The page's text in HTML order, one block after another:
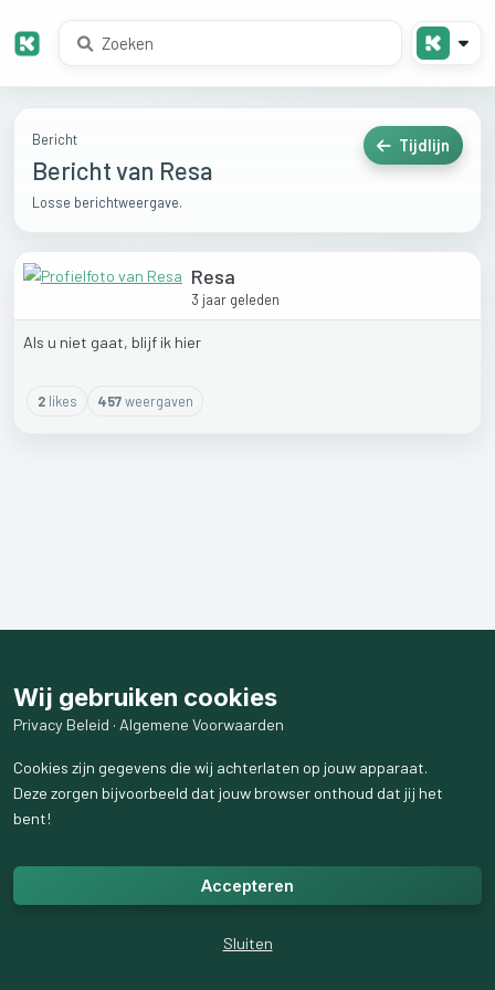
Bericht
Bericht van Resa
Losse berichtweergave.
Tijdlijn
Resa
3 jaar geleden
Als u niet gaat, blijf ik hier
2likes 457weergaven
Wij gebruiken cookies
Privacy Beleid · Algemene Voorwaarden
Cookies zijn gegevens die wij achterlaten op jouw apparaat.
Deze zorgen bijvoorbeeld dat jouw browser onthoud dat jij het
bent!
Accepteren
Sluiten